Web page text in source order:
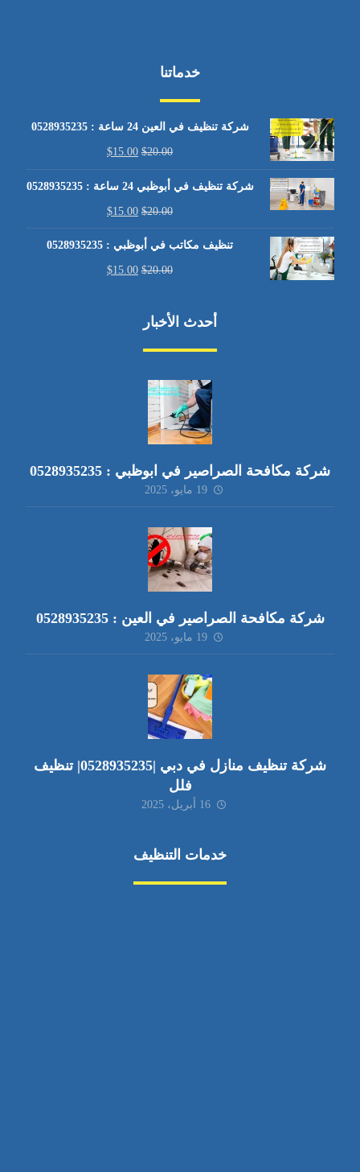
خدماتنا
شركة تنظيف في العين 24 ساعة : 0528935235
$20.00
$15.00
شركة تنظيف في أبوظبي 24 ساعة : 0528935235
$20.00
$15.00
تنظيف مكاتب في أبوظبي : 0528935235
$20.00
$15.00
أحدث الأخبار
شركة مكافحة الصراصير في ابوظبي : 0528935235
19 مايو، 2025
شركة مكافحة الصراصير في العين : 0528935235
19 مايو، 2025
شركة تنظيف منازل في دبي |0528935235| تنظيف
فلل
16 أبريل، 2025
خدمات التنظيف